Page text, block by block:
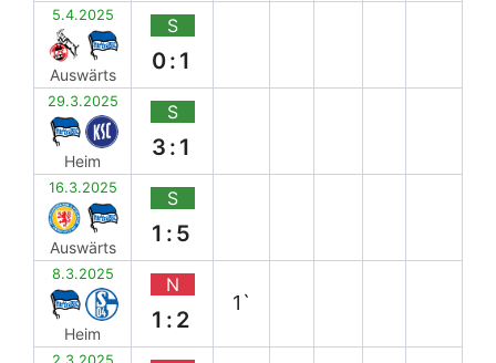
5.4.2025
Auswärts
S
0:1
29.3.2025
Heim
S
3:1
16.3.2025
Auswärts
S
1:5
8.3.2025
Heim
N
1:2
1`